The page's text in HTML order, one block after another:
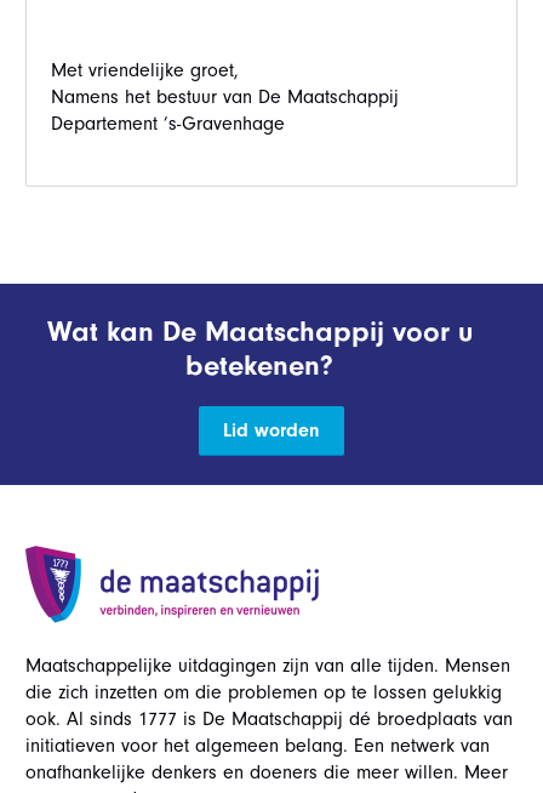
Met vriendelijke groet,
Namens het bestuur van De Maatschappij
Departement ’s-Gravenhage
Wat kan De Maatschappij voor u
betekenen?
Lid worden
Maatschappelijke uitdagingen zijn van alle tijden. Mensen
die zich inzetten om die problemen op te lossen gelukkig
ook. Al sinds 1777 is De Maatschappij dé broedplaats van
initiatieven voor het algemeen belang. Een netwerk van
onafhankelijke denkers en doeners die meer willen. Meer